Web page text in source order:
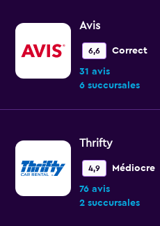
Avis
6,6 Correct
31 avis
6 succursales
Thrifty
4,9 Médiocre
76 avis
2 succursales